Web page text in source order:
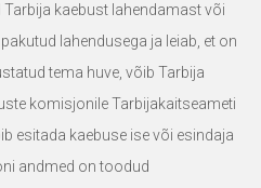
kaebust lahendamast või
lahendusega ja leiab, et on
tema huve, võib Tarbija
komisjonile Tarbijakaitseameti
esitada kaebuse ise või esindaja
andmed on toodud